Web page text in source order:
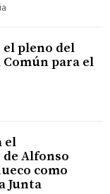
el pleno del
para el
el
Alfonso
como
Junta